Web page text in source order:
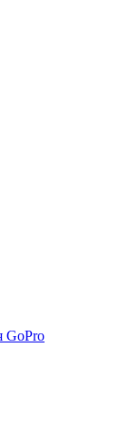
GoPro